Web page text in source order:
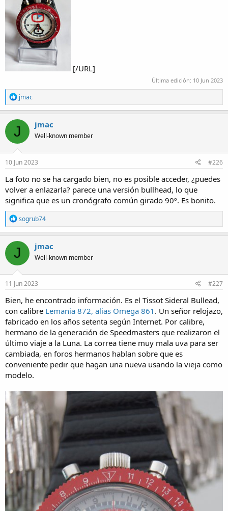
[/URL]
Última edición: 10 Jun 2023
R
e
a
c
t
i
o
n
s
jmac
J jmac
Well-known member
10 Jun 2023 #226
La foto no se ha cargado bien, no es posible acceder, ¿puedes
volver a enlazarla? parece una versión bullhead, lo que
significa que es un cronógrafo común girado 90º. Es bonito.
R
e
a
c
t
i
o
n
s
sogrub74
J jmac
Well-known member
11 Jun 2023 #227
Bien, he encontrado información. Es el Tissot Sideral Bullead,
con calibre Lemania 872, alias Omega 861 . Un señor relojazo,
fabricado en los años setenta según Internet. Por calibre,
hermano de la generación de Speedmasters que realizaron el
último viaje a la Luna. La correa tiene muy mala uva para ser
cambiada, en foros hermanos hablan sobre que es
conveniente pedir que hagan una nueva usando la vieja como
modelo.